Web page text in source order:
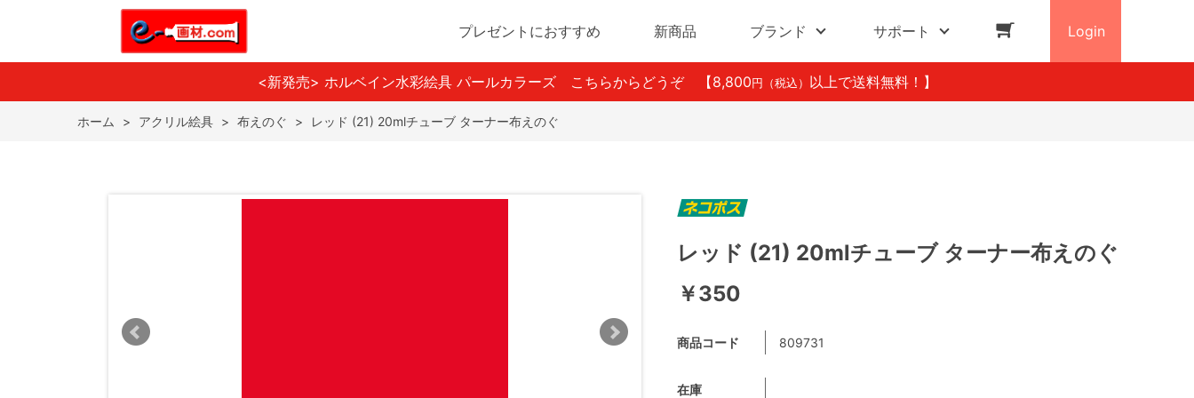
プレゼントにおすすめ 新商品 ブランド サポート Login
<新発売> ホルベイン水彩絵具 パールカラーズ こちらからどうぞ 【8,800 円（税込） 以上で送料無料！】
ホーム > アクリル絵具 > 布えのぐ > レッド (21) 20mlチューブ ターナー布えのぐ
レッド (21) 20mlチューブ ターナー布えのぐ
￥350
商品コード 809731
在庫